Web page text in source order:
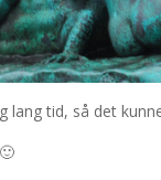
tid, så det